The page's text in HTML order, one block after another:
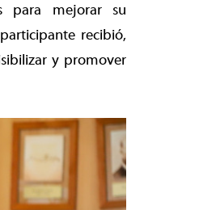
para mejorar su
recibió,
y promover